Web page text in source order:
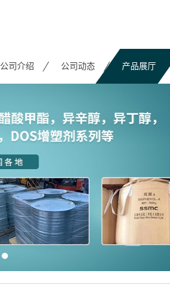
公司介绍 公司动态 产品展厅